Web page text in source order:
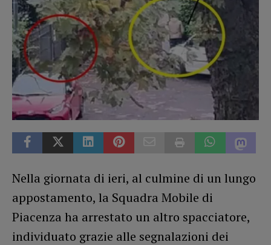
Nella giornata di ieri, al culmine di un lungo
appostamento, la Squadra Mobile di
Piacenza ha arrestato un altro spacciatore,
individuato grazie alle segnalazioni dei